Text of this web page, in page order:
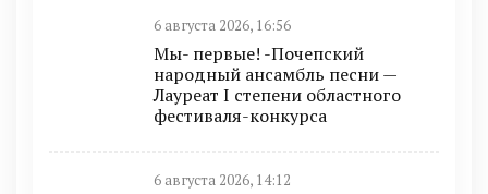
6 августа 2026, 16:56
Мы- первые! -Почепский
народный ансамбль песни —
Лауреат I степени областного
фестиваля-конкурса
6 августа 2026, 14:12